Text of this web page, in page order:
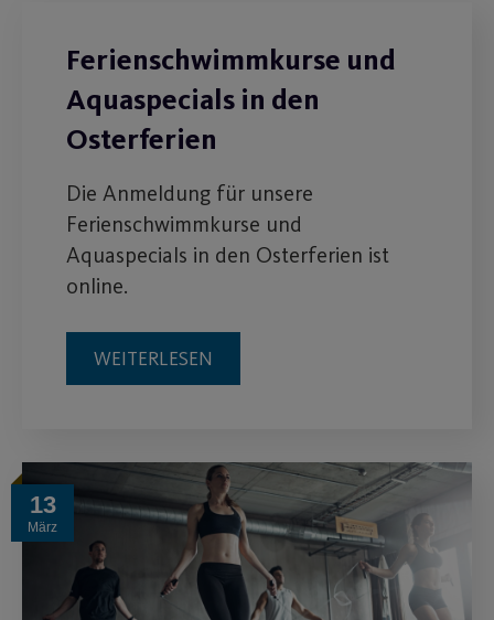
Ferienschwimmkurse und
Aquaspecials in den
Osterferien
Die Anmeldung für unsere
Ferienschwimmkurse und
Aquaspecials in den Osterferien ist
online.
WEITERLESEN
13
März